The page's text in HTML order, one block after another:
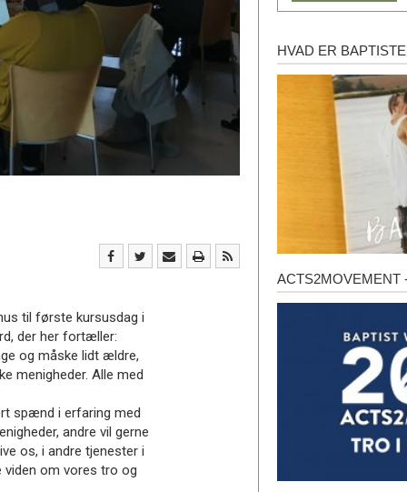
til første kursusdag i
der her fortæller:
og måske lidt ældre,
menigheder. Alle med
spænd i erfaring med
andre vil gerne
os, i andre tjenester i
viden om vores tro og
Hvad
er
baptister?
HVAD ER
Acts2Movement